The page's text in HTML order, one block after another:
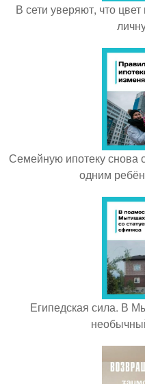
В сети уверяют, что
Семейную ипотеку снова
одним
Египедская сила. В